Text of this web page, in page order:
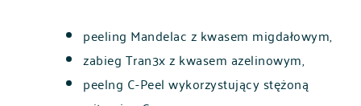
peeling Mandelac z kwasem migdałowym,
zabieg Tran3x z kwasem azelinowym,
peelng C-Peel wykorzystujący stężoną